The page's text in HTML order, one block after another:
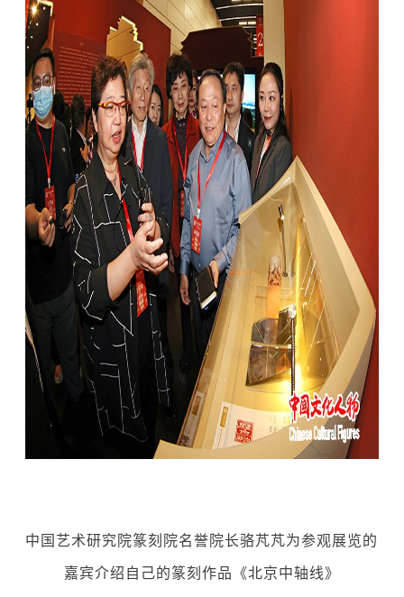
中国艺术研究院篆刻院名誉院长骆芃芃为参观展览的
嘉宾介绍自己的篆刻作品《北京中轴线》